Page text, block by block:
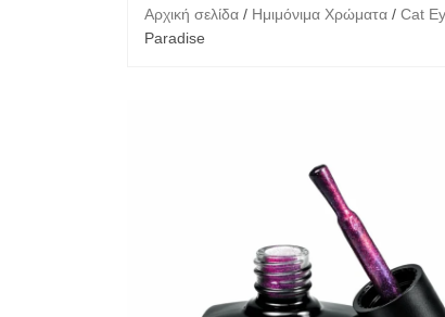
Αρχική σελίδα / Ημιμόνιμα Χρώματα / Cat
Paradise